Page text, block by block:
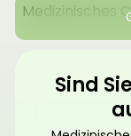
Medizinisches
Sind